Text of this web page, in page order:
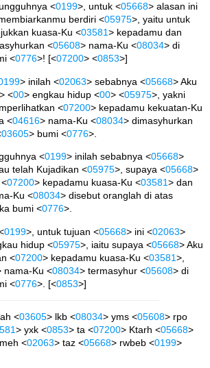
<0199>, untuk <05668> alasan ini
berdiri <05975>, yaitu untuk
kuasa-Ku <03581> kepadamu dan
<05608> nama-Ku <08034> di
<0776>! [<07200> <0853>]
> inilah <02063> sebabnya <05668> Aku
> <00> engkau hidup <00> <05975>, yakni
<07200> kepadamu kekuatan-Ku
<04616> nama-Ku <08034> dimasyhurkan
03605> bumi <0776>.
<0199> inilah sebabnya <05668>
telah Kujadikan <05975>, supaya <05668>
07200> kepadamu kuasa-Ku <03581> dan
Ku <08034> disebut oranglah di atas
bumi <0776>.
0199>, untuk tujuan <05668> ini <02063>
hidup <05975>, iaitu supaya <05668> Aku
<07200> kepadamu kuasa-Ku <03581>,
nama-Ku <08034> termasyhur <05608> di
<0776>. [<0853>]
<03605> lkb <08034> yms <05608> rpo
> yxk <0853> ta <07200> Ktarh <05668>
<02063> taz <05668> rwbeb <0199>